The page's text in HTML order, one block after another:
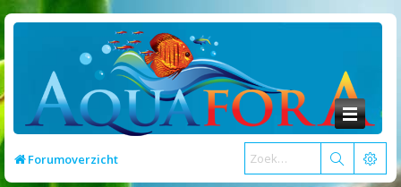
Forumoverzicht